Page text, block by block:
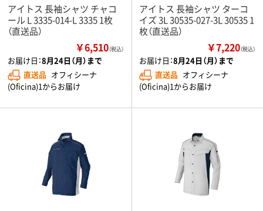
アイトス 長袖シャツ チャコ
ール L 3335-014-L 3335 1枚
（直送品）
￥6,510（税込）
お届け日：8月24日（月）まで
直送品 オフィシーナ
(Oficina)1からお届け
アイトス 長袖シャツ ターコ
イズ 3L 30535-027-3L 30535 1
枚（直送品）
￥7,220（税込）
お届け日：8月24日（月）まで
直送品 オフィシーナ
(Oficina)1からお届け